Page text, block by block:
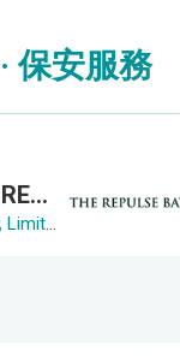
保安服務
THE REPULSE BAY RECRUITMENT DAY 淺水灣影灣園人才招聘會
The Repulse Bay Company, Limited